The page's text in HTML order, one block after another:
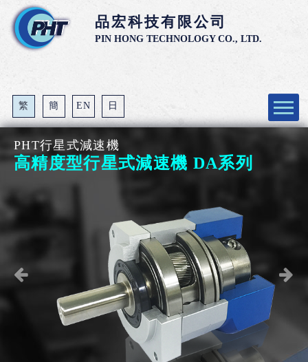
品宏科技有限公司
PIN HONG TECHNOLOGY CO., LTD.
繁 簡 EN 日
公司介紹
產品介紹
PHT行星式減速機
高精度型行星式減速機 DA系列